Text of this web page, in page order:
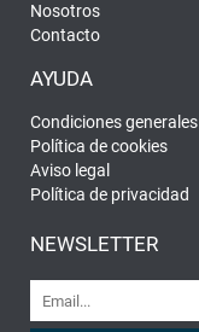
Nosotros
Contacto
AYUDA
Condiciones generales
Política de cookies
Aviso legal
Política de privacidad
NEWSLETTER